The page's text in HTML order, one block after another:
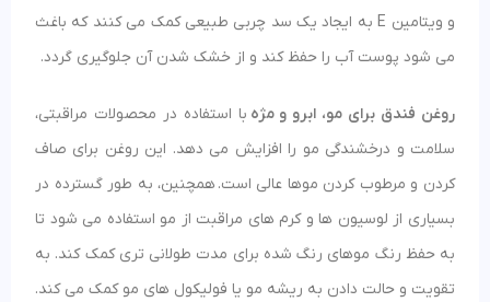
و ویتامین E به ایجاد یک سد چربی طبیعی کمک می کنند که باغث
می شود پوست آب را حفظ کند و از خشک شدن آن جلوگیری گردد.
روغن فندق برای مو، ابرو و مژه با استفاده در محصولات مراقبتی،
سلامت و درخشندگی مو را افزایش می دهد. این روغن برای صاف
کردن و مرطوب کردن موها عالی است. همچنین، به طور گسترده در
بسیاری از لوسیون ها و کرم های مراقبت از مو استفاده می شود تا
به حفظ رنگ موهای رنگ شده برای مدت طولانی تری کمک کند. به
تقویت و حالت دادن به ریشه مو یا فولیکول های مو کمک می کند.